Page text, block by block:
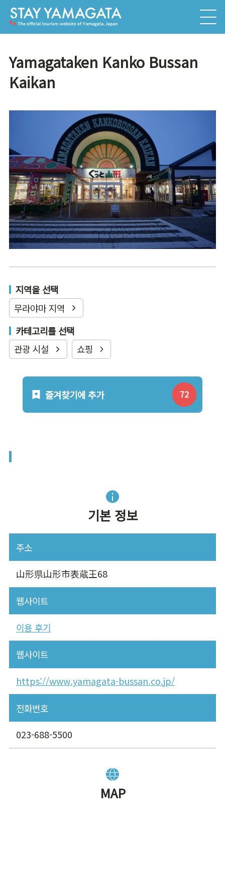
Yamagataken Kanko Bussan
Kaikan
지역을 선택
무라야마 지역
카테고리를 선택
관광 시설
쇼핑
즐겨찾기에 추가
기본 정보
주소
山形県山形市表蔵王68
웹사이트
이용 후기
웹사이트
https://www.yamagata-bussan.co.jp/
전화번호
023-688-5500
MAP